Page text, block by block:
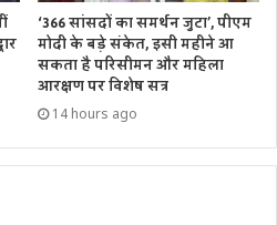
‘366 सांसदों का समर्थन जुटा’, पीएम
मोदी के बड़े संकेत, इसी महीने आ
सकता है परिसीमन और महिला
आरक्षण पर विशेष सत्र
14 hours ago